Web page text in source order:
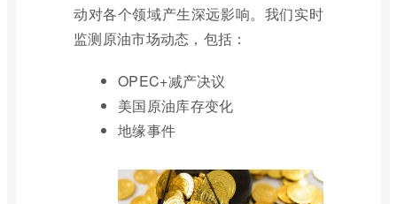
动对各个领域产生深远影响。我们实时
监测原油市场动态，包括：
OPEC+减产决议
美国原油库存变化
地缘事件